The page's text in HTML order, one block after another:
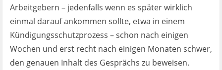
Arbeitgebern – jedenfalls wenn es später wirklich
einmal darauf ankommen sollte, etwa in einem
Kündigungsschutzprozess – schon nach einigen
Wochen und erst recht nach einigen Monaten schwer,
den genauen Inhalt des Gesprächs zu beweisen.